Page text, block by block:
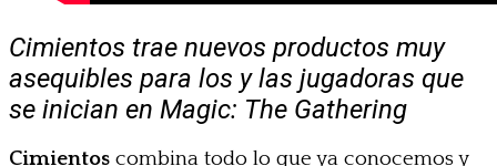
Cimientos trae nuevos productos muy
asequibles para los y las jugadoras que
se inician en Magic: The Gathering
Cimientos combina todo lo que ya conocemos y